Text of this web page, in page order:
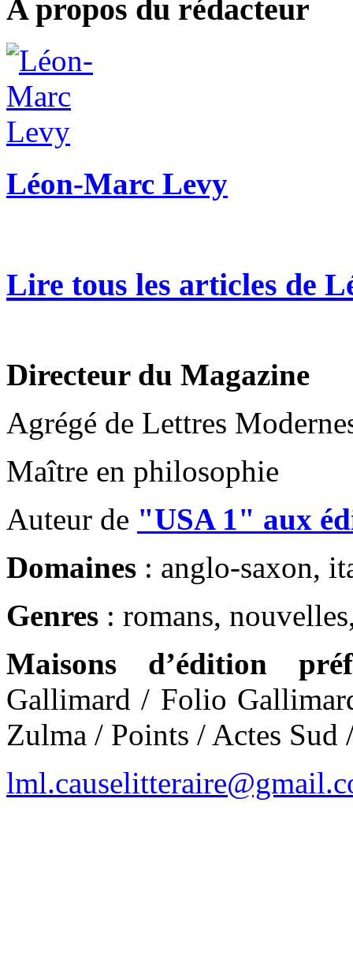
A propos du rédacteur
Léon-Marc Levy
Lire tous les articles de
Directeur du Magazine
Agrégé de Lettres
Maître en philosophie
Auteur de "USA 1" aux
Domaines : anglo-saxon,
Genres : romans,
Maisons d’édition
Gallimard / Folio
Zulma / Points / Actes Sud